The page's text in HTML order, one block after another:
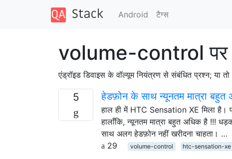
Android टैग्‍स
volume-control पर
एंड्रॉइड डिवाइस के वॉल्यूम नियंत्रण से संबंधित प्रश्न; या
5 हेडफ़ोन के साथ न्यूनतम मात्रा बहुत
हाल ही में HTC Sensation XE मिला
हालाँकि, न्यूनतम मात्रा बहुत अधिक है !!!
साथ अलग हेडफ़ोन नहीं खरीदना चाहता। …
29
volume-control htc-sensation-xe